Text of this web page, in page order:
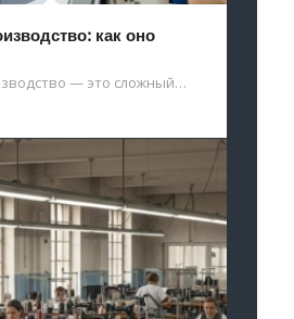
как оно
— это сложный…